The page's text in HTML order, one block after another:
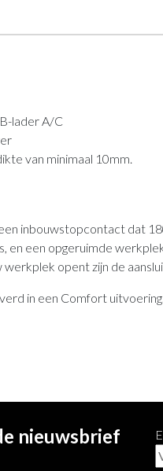
lader A/C
van minimaal 10mm.
inbouwstopcontact dat
en een opgeruimde
opent zijn de
in een Comfort
nieuwsbrief